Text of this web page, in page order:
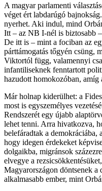
A magyar parlamenti
véget ért labdarúgó
nyerhet. Aki indul, mind
Itt – az NB I-nél is biztosabb
De itt is – mint a fociban az
párttámogatás tőgyén csüng,
Viktortól függ, valamennyi
infantiliseknek fenntartott
hazudott homokozóban, amíg
Már holnap kiderülhet: a
most is egyszemélyes
Rendszerét egy újabb
lehet tenni. Arra hivatkozva,
belefáradtak a demokráciába,
hogy idegen érdekeket
dolgaikba, migránsok
elvegye a
Magyarországon döntsenek
alkalmasabb ember, mint